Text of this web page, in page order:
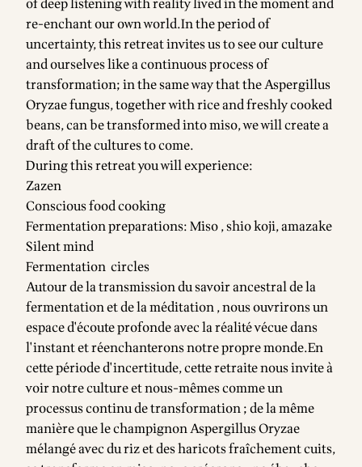
re-enchant our own world.In the period of
uncertainty, this retreat invites us to see our culture
and ourselves like a continuous process of
transformation; in the same way that the Aspergillus
Oryzae fungus, together with rice and freshly cooked
beans, can be transformed into miso, we will create a
draft of the cultures to come.
During this retreat you will experience:
Zazen
Conscious food cooking
Fermentation preparations: Miso , shio koji, amazake
Silent mind
Fermentation circles
Autour de la transmission du savoir ancestral de la
fermentation et de la méditation , nous ouvrirons un
espace d'écoute profonde avec la réalité vécue dans
l'instant et réenchanterons notre propre monde.En
cette période d'incertitude, cette retraite nous invite à
voir notre culture et nous-mêmes comme un
processus continu de transformation ; de la même
manière que le champignon Aspergillus Oryzae
mélangé avec du riz et des haricots fraîchement cuits,